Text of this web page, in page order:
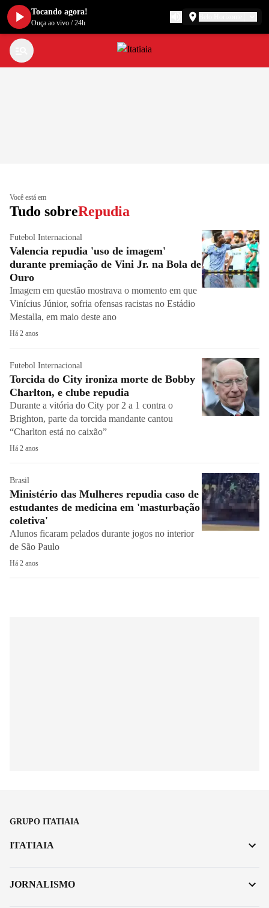
Você está em
Tudo sobreRepudia
Futebol Internacional
Valencia repudia 'uso de imagem'
durante premiação de Vini Jr. na Bola de
Ouro
Imagem em questão mostrava o momento em que
Vinícius Júnior, sofria ofensas racistas no Estádio
Mestalla, em maio deste ano
Há 2 anos
Futebol Internacional
Torcida do City ironiza morte de Bobby
Charlton, e clube repudia
Durante a vitória do City por 2 a 1 contra o
Brighton, parte da torcida mandante cantou
“Charlton está no caixão”
Há 2 anos
Brasil
Ministério das Mulheres repudia caso de
estudantes de medicina em 'masturbação
coletiva'
Alunos ficaram pelados durante jogos no interior
de São Paulo
Há 2 anos
GRUPO ITATIAIA
ITATIAIA
JORNALISMO
Tocando agora!
Ouça ao vivo /24h